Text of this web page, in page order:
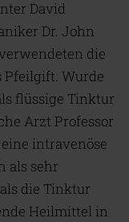
David
Dr. John
die
Pfeilgift. Wurde
flüssige Tinktur
Arzt Professor
intravenöse
als sehr
die Tinktur
Heilmittel in